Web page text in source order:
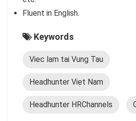
Fluent in English.
Keywords
Viec lam tai Vung Tau
Headhunter Viet Nam
Headhunter HRChannels